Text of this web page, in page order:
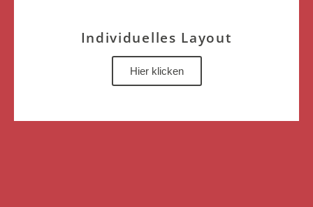
Individuelles Layout
Hier klicken